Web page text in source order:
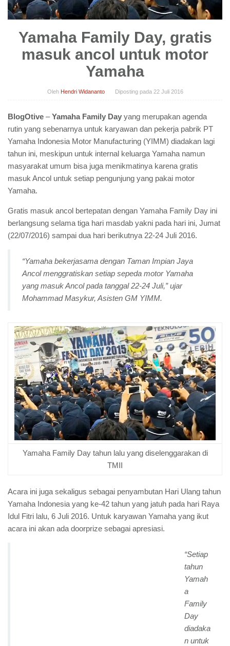
Yamaha Family Day, gratis
masuk ancol untuk motor
Yamaha
Oleh Hendri Widananto Diposting pada 22 Juli 2016
BlogOtive –Yamaha Family Day yang merupakan agenda
rutin yang sebenarnya untuk karyawan dan pekerja pabrik PT
Yamaha Indonesia Motor Manufacturing (YIMM) diadakan lagi
tahun ini, meskipun untuk internal keluarga Yamaha namun
masyarakat umum bisa juga menikmatinya karena gratis
masuk Ancol untuk setiap pengunjung yang pakai motor
Yamaha.
Gratis masuk ancol bertepatan dengan Yamaha Family Day ini
berlangsung selama tiga hari masdab yakni pada hari ini, Jumat
(22/07/2016) sampai dua hari berikutnya 22-24 Juli 2016.
“Yamaha bekerjasama dengan Taman Impian Jaya
Ancol menggratiskan setiap sepeda motor Yamaha
yang masuk Ancol pada tanggal 22-24 Juli,” ujar
Mohammad Masykur, Asisten GM YIMM.
Yamaha Family Day tahun lalu yang diselenggarakan di
TMII
Acara ini juga sekaligus sebagai penyambutan Hari Ulang tahun
Yamaha Indonesia yang ke-42 tahun yang jatuh pada hari Raya
Idul Fitri lalu, 6 Juli 2016. Untuk karyawan Yamaha yang ikut
acara ini akan ada doorprize sebagai apresiasi.
“Setiap
tahun
Yamah
a
Family
Day
diadaka
n untuk